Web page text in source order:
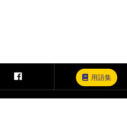
用語集